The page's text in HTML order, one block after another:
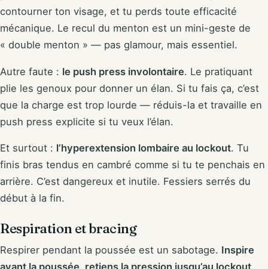
contourner ton visage, et tu perds toute efficacité
mécanique. Le recul du menton est un mini-geste de
« double menton » — pas glamour, mais essentiel.
Autre faute : le push press involontaire. Le pratiquant
plie les genoux pour donner un élan. Si tu fais ça, c’est
que la charge est trop lourde — réduis-la et travaille en
push press explicite si tu veux l’élan.
Et surtout : l’hyperextension lombaire au lockout. Tu
finis bras tendus en cambré comme si tu te penchais en
arrière. C’est dangereux et inutile. Fessiers serrés du
début à la fin.
Respiration et bracing
Respirer pendant la poussée est un sabotage. Inspire